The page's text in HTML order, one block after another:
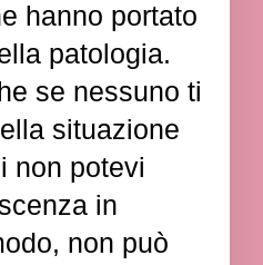
hanno portato
patologia.
se nessuno ti
situazione
non potevi
in
non può